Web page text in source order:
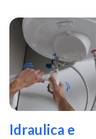
Idraulica e